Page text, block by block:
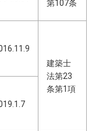
第107条
建築士
法第23
条第1項